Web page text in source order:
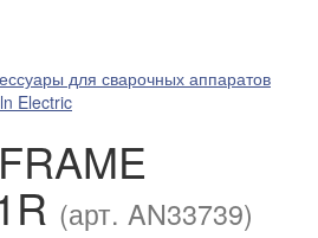
для сварочных аппаратов
Electric
(арт. AN33739)